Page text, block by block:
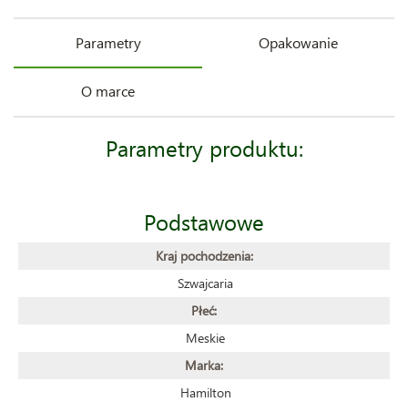
Parametry Opakowanie
O marce
Parametry produktu:
Podstawowe
Kraj pochodzenia:
Szwajcaria
Płeć:
Meskie
Marka:
Hamilton